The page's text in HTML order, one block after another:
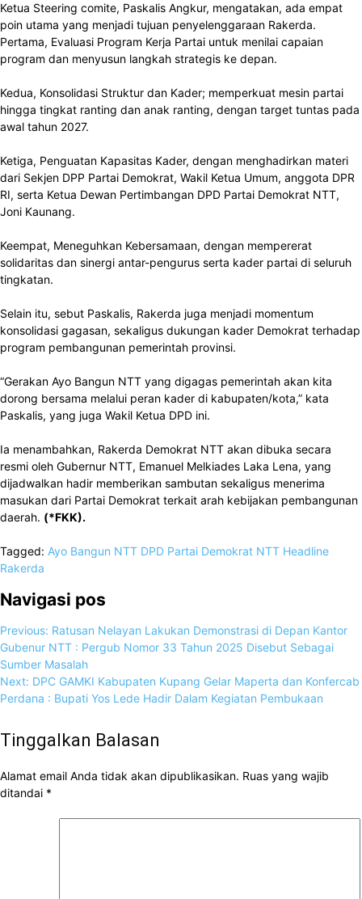
Ketua Steering comite, Paskalis Angkur, mengatakan, ada empat
poin utama yang menjadi tujuan penyelenggaraan Rakerda.
Pertama, Evaluasi Program Kerja Partai untuk menilai capaian
program dan menyusun langkah strategis ke depan.
Kedua, Konsolidasi Struktur dan Kader; memperkuat mesin partai
hingga tingkat ranting dan anak ranting, dengan target tuntas pada
awal tahun 2027.
Ketiga, Penguatan Kapasitas Kader, dengan menghadirkan materi
dari Sekjen DPP Partai Demokrat, Wakil Ketua Umum, anggota DPR
RI, serta Ketua Dewan Pertimbangan DPD Partai Demokrat NTT,
Joni Kaunang.
Keempat, Meneguhkan Kebersamaan, dengan mempererat
solidaritas dan sinergi antar-pengurus serta kader partai di seluruh
tingkatan.
Selain itu, sebut Paskalis, Rakerda juga menjadi momentum
konsolidasi gagasan, sekaligus dukungan kader Demokrat terhadap
program pembangunan pemerintah provinsi.
“Gerakan Ayo Bangun NTT yang digagas pemerintah akan kita
dorong bersama melalui peran kader di kabupaten/kota,” kata
Paskalis, yang juga Wakil Ketua DPD ini.
Ia menambahkan, Rakerda Demokrat NTT akan dibuka secara
resmi oleh Gubernur NTT, Emanuel Melkiades Laka Lena, yang
dijadwalkan hadir memberikan sambutan sekaligus menerima
masukan dari Partai Demokrat terkait arah kebijakan pembangunan
daerah. (*FKK).
Tagged: Ayo Bangun NTT DPD Partai Demokrat NTT Headline
Rakerda
Navigasi pos
Previous: Ratusan Nelayan Lakukan Demonstrasi di Depan Kantor
Gubenur NTT : Pergub Nomor 33 Tahun 2025 Disebut Sebagai
Sumber Masalah
Next: DPC GAMKI Kabupaten Kupang Gelar Maperta dan Konfercab
Perdana : Bupati Yos Lede Hadir Dalam Kegiatan Pembukaan
Tinggalkan Balasan
Alamat email Anda tidak akan dipublikasikan. Ruas yang wajib
ditandai *